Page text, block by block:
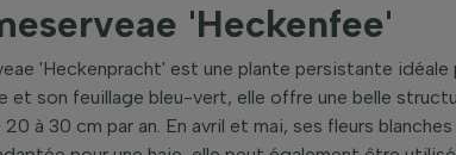
'Heckenfee'
'Heckenpracht' est une plante persistante idéale
et son feuillage bleu-vert, elle offre une belle
à 30 cm par an. En avril et mai, ses fleurs